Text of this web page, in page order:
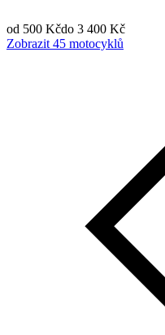
od 500 Kčdo 3 400 Kč
Zobrazit 45 motocyklů